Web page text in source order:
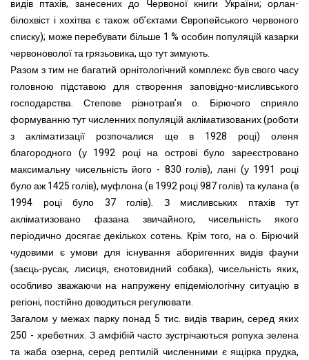
видів птахів, занесених до Червоної книги України; орлан-
білохвіст і хохітва є також об’єктами Європейського червоного
списку); може перебувати більше 1 % особин популяцій казарки
червоноволої та грязьовика, що тут зимують.
Разом з тим не багатий орнітологічний комплекс був свого часу
головною підставою для створення заповідно-мисливського
господарства. Степове різнотрав’я о. Бірючого сприяло
формуванню тут численних популяцій акліматизованих (роботи
з акліматизації розпочалися ще в 1928 році) оленя
благородного (у 1992 році на острові було зареєстровано
максимальну чисельність його - 830 голів), лані (у 1991 році
було аж 1425 голів), муфлона (в 1992 році 987 голів) та кулана (в
1994 році було 37 голів). З мисливських птахів тут
акліматизовано фазана звичайного, чисельність якого
періодично досягає декількох сотень. Крім того, на о. Бірючий
чудовими є умови для існування аборигенних видів фауни
(заєць-русак, лисиця, єнотовидний собака), чисельність яких,
особливо зважаючи на напружену епідеміологічну ситуацію в
регіоні, постійно доводиться регулювати.
Загалом у межах парку понад 5 тис. видів тварин, серед яких
250 - хребетних. З амфібій часто зустрічаються ропуха зелена
та жаба озерна, серед рептилій численними є ящірка прудка,